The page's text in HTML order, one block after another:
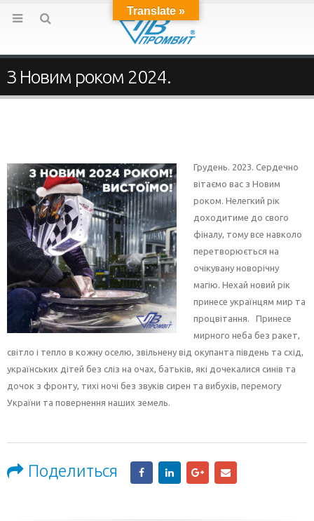
З Новим роком 2024.
Грудень. 2023. Сердечно
вітаємо вас з Новим
роком. Нелегкий рік
доходитиме до свого
фіналу, тому все навколо
перетворюється на
очікувану новорічну
магію. Нехай новий рік
принесе українцям мир та
процвітання. Принесе
мирного неба без ракет,
світло і тепло в кожну оселю, звільнену від окупанта південь та схід,
українських дітей без сліз на очах, батьків, які дочекалися синів та
дочок з фронту, тихі ночі без звуків сирен та вибухів, перемогу
України та повернення наших земель.
Поделиться
Translate »